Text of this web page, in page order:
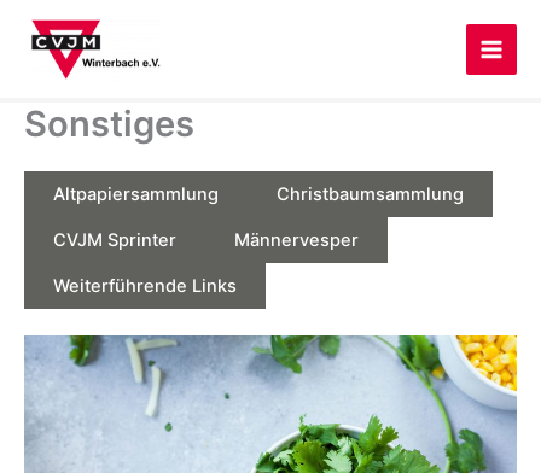
Inhalt
springen
Sonstiges
Altpapiersammlung Christbaumsammlung
CVJM Sprinter Männervesper
Weiterführende Links